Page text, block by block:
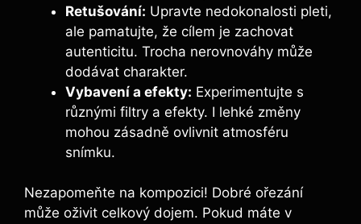
Retušování: Upravte nedokonalosti pleti,
ale pamatujte, že cílem je zachovat
autenticitu. Trocha nerovnováhy může
dodávat charakter.
Vybavení a efekty: Experimentujte s
různými filtry a efekty. I lehké změny
mohou zásadně ovlivnit atmosféru
snímku.
Nezapomeňte na kompozici! Dobré ořezání
může oživit celkový dojem. Pokud máte v